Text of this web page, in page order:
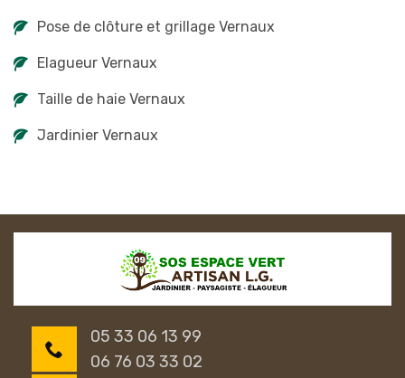
Pose de clôture et grillage Vernaux
Elagueur Vernaux
Taille de haie Vernaux
Jardinier Vernaux
05 33 06 13 99
06 76 03 33 02